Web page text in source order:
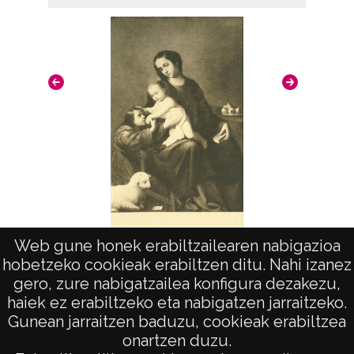
Web gune honek erabiltzailearen nabigazioa
hobetzeko cookieak erabiltzen ditu. Nahi izanez
gero, zure nabigatzailea konfigura dezakezu,
haiek ez erabiltzeko eta nabigatzen jarraitzeko.
Gunean jarraitzen baduzu, cookieak erabiltzea
onartzen duzu.
Reprodución de la pintura La Virgen con el
Niño y San Juanito. Zurbaran
AVISO LEGAL